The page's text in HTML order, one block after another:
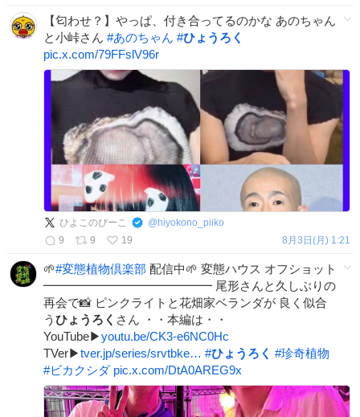
【匂わせ？】やっぱ、付き合ってるのかな あのちゃん
と小峠さん #あのちゃん #ひょうろく
pic.x.com/79FFslV96r
ひよこのぴーこ @ hiyokono_piiko
9
9 19 8月3日(月) 1:21
🌱#変態植物倶楽部 配信中🌱 変態ハウス オフショット
━━━━━━━━━━━━━━ 尾形さんと久しぶりの
再会で📸 ピンクライトと花畑家ベランダが 良く似合
う ひょうろく さん ・・本編は・・
YouTube▶youtu.be/CK3-e6NC0Hc
TVer▶tver.jp/series/srvtbke… #ひょうろく #珍奇植物
#ビカクシダ pic.x.com/DtA0AREG9x